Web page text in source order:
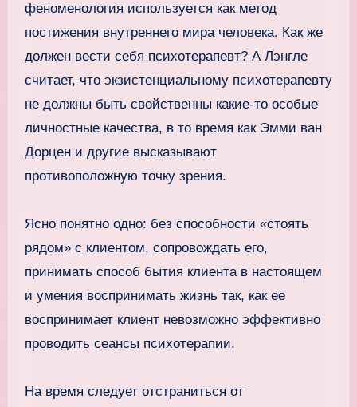
феноменология используется как метод
постижения внутреннего мира человека. Как же
должен вести себя психотерапевт? А Лэнгле
считает, что экзистенциальному психотерапевту
не должны быть свойственны какие-то особые
личностные качества, в то время как Эмми ван
Дорцен и другие высказывают
противоположную точку зрения.
Ясно понятно одно: без способности «стоять
рядом» с клиентом, сопровождать его,
принимать способ бытия клиента в настоящем
и умения воспринимать жизнь так, как ее
воспринимает клиент невозможно эффективно
проводить сеансы психотерапии.
На время следует отстраниться от